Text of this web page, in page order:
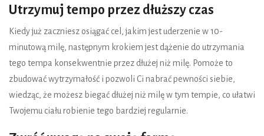
Utrzymuj tempo przez dłuższy czas
Kiedy już zaczniesz osiągać cel, jakim jest uderzenie w 10-
minutową milę, następnym krokiem jest dążenie do utrzymania
tego tempa konsekwentnie przez dłużej niż milę. Pomoże to
zbudować wytrzymałość i pozwoli Ci nabrać pewności siebie,
wiedząc, że możesz biegać dłużej niż milę w tym tempie, co ułatwi
Twojemu ciału robienie tego bardziej regularnie.